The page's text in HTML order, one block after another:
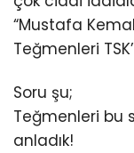
“Mustafa
Teğmenleri
Soru şu;
Teğmenleri bu
anladık!